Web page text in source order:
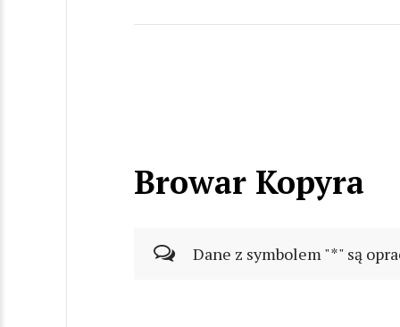
Browar Kopyra
Dane z symbolem "*" są